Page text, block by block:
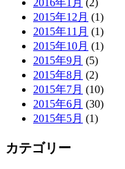
2016年1月 (2)
2015年12月 (1)
2015年11月 (1)
2015年10月 (1)
2015年9月 (5)
2015年8月 (2)
2015年7月 (10)
2015年6月 (30)
2015年5月 (1)
カテゴリー